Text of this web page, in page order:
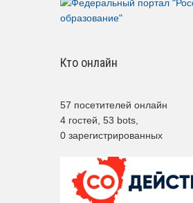
Кто онлайн
57 посетителей онлайн
4 гостей, 53 bots,
0 зарегистрированных